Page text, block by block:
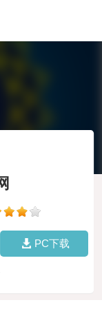
PC下载